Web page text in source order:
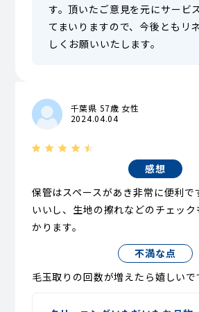
す。頂いたご意見を元にサービ
てまいりますので、今後ともリ
しくお願いいたします。
千葉県 57歳 女性
2024.04.04
感想
保管はスペースがあき非常に便利で
いいし、生地の擦れなどのチェッ
かります。
不満な点
毛玉取りの回数が増えたら嬉しいで